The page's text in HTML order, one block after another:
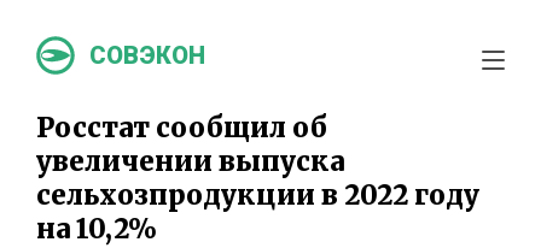
СОВЭКОН
Росстат сообщил об
увеличении выпуска
сельхозпродукции в 2022 году
на 10,2%